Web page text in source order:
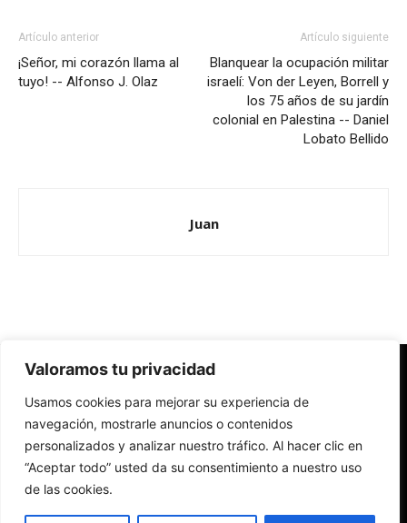
Valoramos tu privacidad
Usamos cookies para mejorar su experiencia de
navegación, mostrarle anuncios o contenidos
personalizados y analizar nuestro tráfico. Al hacer clic en
“Aceptar todo” usted da su consentimiento a nuestro uso
de las cookies.
Artículo anterior
¡Señor, mi corazón llama al
tuyo! -- Alfonso J. Olaz
Artículo siguiente
Blanquear la ocupación militar
israelí: Von der Leyen, Borrell y
los 75 años de su jardín
colonial en Palestina -- Daniel
Lobato Bellido
Juan
Redes Cristianas
Una mirada alternativa sobre la Iglesia católica y la sociedad
- Colectivos de Redes Cristianas